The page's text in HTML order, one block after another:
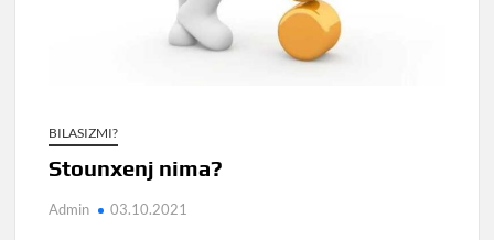
BILASIZMI?
Stounxenj nima?
Admin 03.10.2021